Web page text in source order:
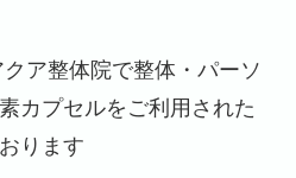
ア整体院で整体・パーソ
カプセルをご利用された
ります